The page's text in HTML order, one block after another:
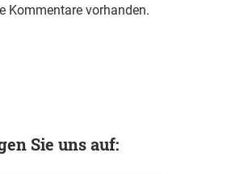
Kommentare vorhanden.
Sie uns auf: